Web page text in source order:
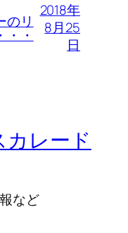
のリ
・
2018年
8月25
日
レード
など